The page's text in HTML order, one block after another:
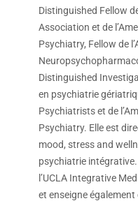
Distinguished Fellow
Association et de
Psychiatry, Fellow de
Distinguished
en psychiatrie
Psychiatrists et de
Psychiatry. Elle est
mood, stress and
psychiatrie intégrative.
l’UCLA Integrative
et enseigne